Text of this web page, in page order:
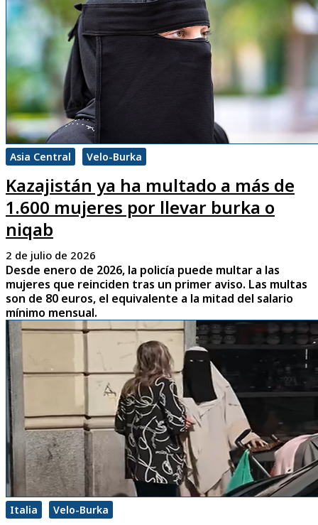
Asia Central Velo-Burka
Kazajistán ya ha multado a más de
1.600 mujeres por llevar burka o
niqab
2 de julio de 2026
Desde enero de 2026, la policía puede multar a las
mujeres que reinciden tras un primer aviso. Las multas
son de 80 euros, el equivalente a la mitad del salario
mínimo mensual.
Italia Velo-Burka